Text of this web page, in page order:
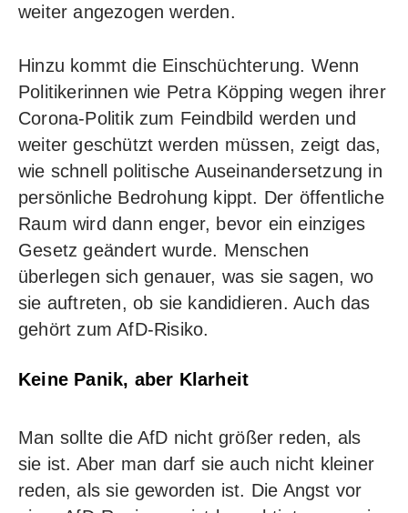
weiter angezogen werden.
Hinzu kommt die Einschüchterung. Wenn
Politikerinnen wie Petra Köpping wegen ihrer
Corona-Politik zum Feindbild werden und
weiter geschützt werden müssen, zeigt das,
wie schnell politische Auseinandersetzung in
persönliche Bedrohung kippt. Der öffentliche
Raum wird dann enger, bevor ein einziges
Gesetz geändert wurde. Menschen
überlegen sich genauer, was sie sagen, wo
sie auftreten, ob sie kandidieren. Auch das
gehört zum AfD-Risiko.
Keine Panik, aber Klarheit
Man sollte die AfD nicht größer reden, als
sie ist. Aber man darf sie auch nicht kleiner
reden, als sie geworden ist. Die Angst vor